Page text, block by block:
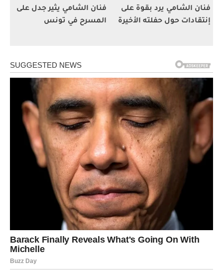
فنان الشامي يرد بقوة على
إنتقادات حول حفلته الأخيرة
فنان الشامي يثير جدل على
المسرح في تونس